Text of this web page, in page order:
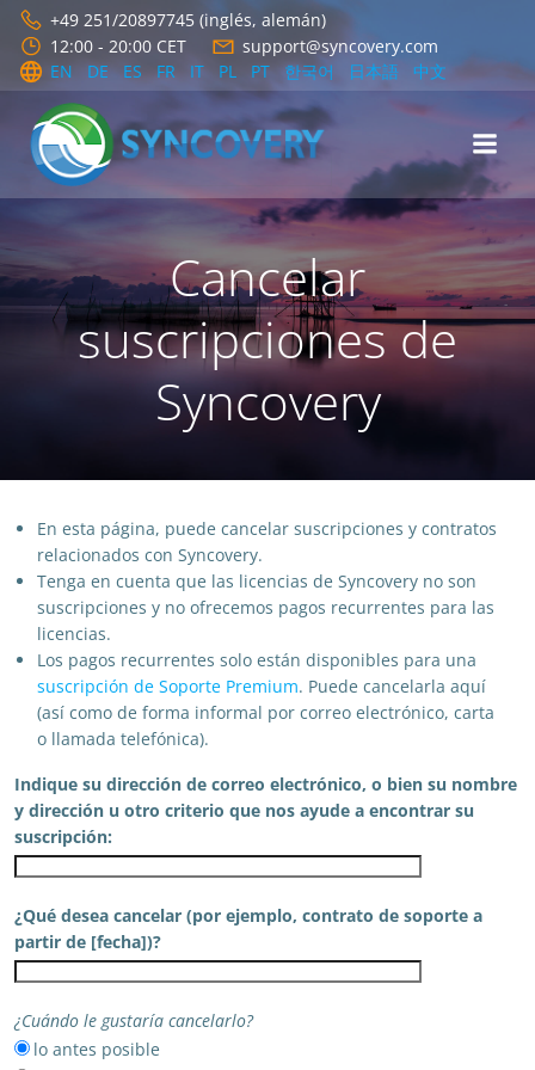
Saltar
contenido
+49 251/20897745 (inglés, alemán)
12:00 - 20:00 CET
support@syncovery.com
EN
DE ES FR IT PL PT 한국어 日本語 中文
Cancelar
suscripciones de
Syncovery
En esta página, puede cancelar suscripciones y contratos
relacionados con Syncovery.
Tenga en cuenta que las licencias de Syncovery no son
suscripciones y no ofrecemos pagos recurrentes para las
licencias.
Los pagos recurrentes solo están disponibles para una
suscripción de Soporte Premium. Puede cancelarla aquí
(así como de forma informal por correo electrónico, carta
o llamada telefónica).
Indique su dirección de correo electrónico, o bien su nombre
y dirección u otro criterio que nos ayude a encontrar su
suscripción:
¿Qué desea cancelar (por ejemplo, contrato de soporte a
partir de [fecha])?
¿Cuándo le gustaría cancelarlo?
lo antes posible